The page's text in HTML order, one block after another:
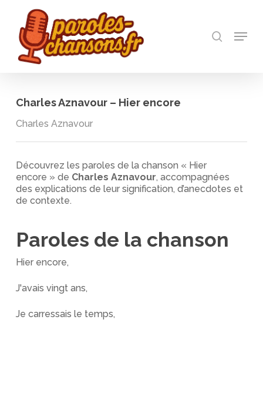
main
content
Menu
Charles Aznavour – Hier encore
Charles Aznavour
Découvrez les paroles de la chanson « Hier
encore » de Charles Aznavour, accompagnées
des explications de leur signification, d’anecdotes et
de contexte.
Paroles de la chanson
Hier encore,
J'avais vingt ans,
Je carressais le temps,
Close